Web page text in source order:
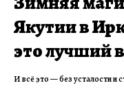
Якутии в
это лучший
И всё это — без усталости и